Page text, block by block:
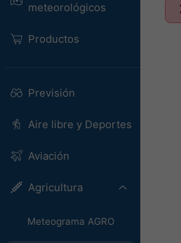
meteorológicos
Productos
Previsión
Aire libre y Deportes
Aviación
Agricultura
Meteograma AGRO